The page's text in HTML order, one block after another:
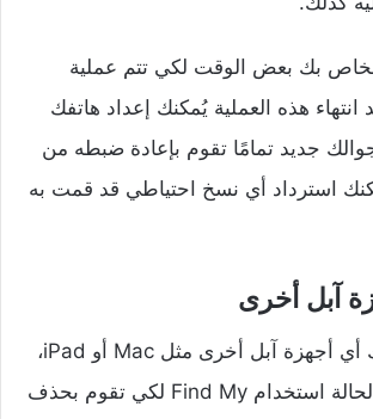
بك بعض الوقت لكي تتم عملية
انتهاء هذه العملية يُمكنك إعداد هاتفك
جديد تمامًا تقوم بإعادة ضبطه من
استرداد أي نسخ احتياطي قد قمت به
آبل أخرى
إذا كان يوجد لديك أي أجهزة آبل أخرى مثل Mac أو iPad،
فيمكنك في هذه الحالة استخدام Find My لكي تقوم بحذف